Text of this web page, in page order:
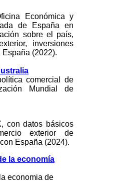
Económica y
de España en
sobre el país,
inversiones
(2022).
comercial de
Mundial de
con datos básicos
exterior de
España (2024).
la economía
economia de